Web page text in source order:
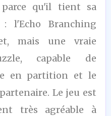
parce qu'il tient sa
: l'Echo Branching
mais une vraie
capable de
en partition et le
Le jeu est
très agréable à